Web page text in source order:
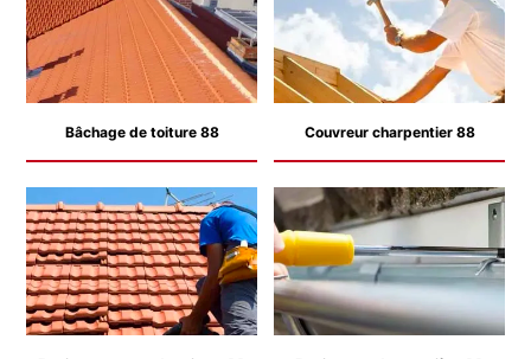
Bâchage de toiture 88 Couvreur charpentier 88